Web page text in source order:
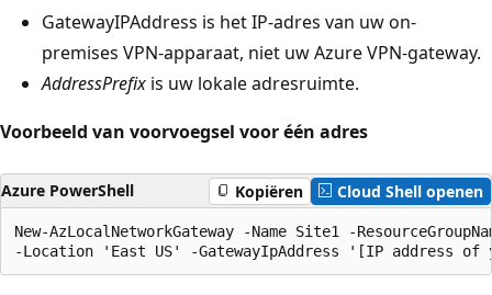
GatewayIPAddress is het IP-adres van uw on-
premises VPN-apparaat, niet uw Azure VPN-gateway.
AddressPrefix is uw lokale adresruimte.
Voorbeeld van voorvoegsel voor één adres
Azure PowerShell Kopiëren Cloud Shell openen
New-AzLocalNetworkGateway -Name Site1 -